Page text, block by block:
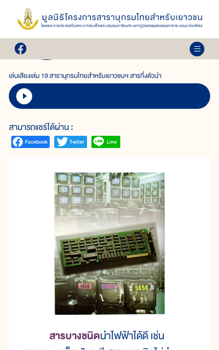
เล่ม 19 สารานุกรมไทย
สำหรับเยาวชนฯ
เล่นเสียงเล่ม 19 สารานุกรมไทยสำหรับเยาวชนฯ สารกึ่งตัวนำ
สามารถแชร์ได้ผ่าน :
สารบางชนิดนำไฟฟ้าได้ดี เช่น